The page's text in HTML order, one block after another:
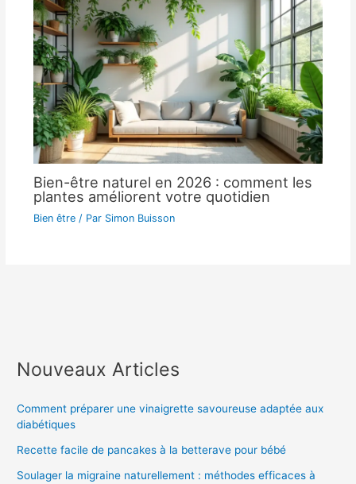
Bien-être naturel en 2026 : comment les
plantes améliorent votre quotidien
Bien être/ Par Simon Buisson
Nouveaux Articles
Comment préparer une vinaigrette savoureuse adaptée aux
diabétiques
Recette facile de pancakes à la betterave pour bébé
Soulager la migraine naturellement : méthodes efficaces à